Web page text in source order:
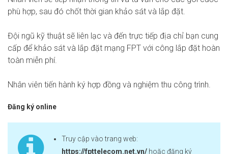
phù hợp, sau đó chốt thời gian khảo sát và lắp đặt.
Đội ngũ kỹ thuật sẽ liên lạc và đến trực tiếp địa chỉ bạn cung
cấp để khảo sát và lắp đặt mạng FPT với công lắp đặt hoàn
toàn miễn phí.
Nhân viên tiến hành ký hợp đồng và nghiệm thu công trình.
Đăng ký online
Truy cập vào trang web:
https://fpttelecom.net.vn/ hoặc đăng ký